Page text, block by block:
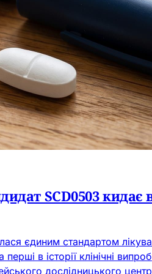
SCD0503
єдиним стандартом
в історії клінічні
дослідницького